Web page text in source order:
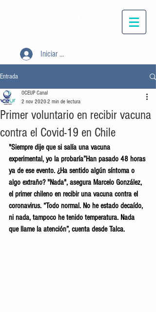
Iniciar sesión
Entrada
Primer voluntario en recibir vacuna
contra el Covid-19 en Chile
OCEUP Canal
2 nov 2020 2 min de lectura
"Siempre dije que si salía una vacuna
experimental, yo la probaría”Han pasado 48 horas
ya de ese evento. ¿Ha sentido algún síntoma o
algo extraño? "Nada", asegura Marcelo González,
el primer chileno en recibir una vacuna contra el
coronavirus. “Todo normal. No he estado decaído,
ni nada, tampoco he tenido temperatura. Nada
que llame la atención”, cuenta desde Talca.